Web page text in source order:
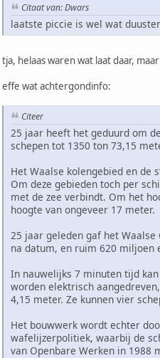
Citaat van: Dwars
laatste piccie is wel wat
tja, helaas waren wat laat daar,
effe wat achtergondinfo:
Citeer
25 jaar heeft het geduurd om
schepen tot 1350 ton 73,15
Het Waalse kolengebied en de
Om deze gebieden toch per
met de zee verbindt. Om het
hoogte van ongeveer 17 meter.
25 jaar geleden gaf het
na datum, en ruim 620
In nauwelijks 7 minuten tijd
worden elektrisch
4,15 meter. Ze kunnen vier
Het bouwwerk wordt echter
wafelijzerpolitiek, waarbij de
van Openbare Werken in 1988